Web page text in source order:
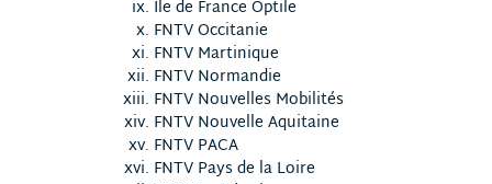
Ile de France Optile
FNTV Occitanie
FNTV Martinique
FNTV Normandie
FNTV Nouvelles Mobilités
FNTV Nouvelle Aquitaine
FNTV PACA
FNTV Pays de la Loire